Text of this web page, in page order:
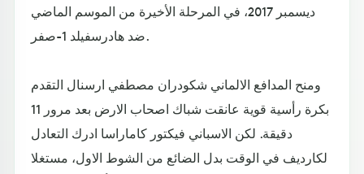
ديسمبر 2017، في المرحلة الأخيرة من الموسم الماضي
ضد هادرسفيلد 1-صفر.
ومنح المدافع الالماني شكودران مصطفي ارسنال التقدم
بكرة رأسية قوية عانقت شباك اصحاب الارض بعد مرور 11
دقيقة. لكن الاسباني فيكتور كاماراسا ادرك التعادل
لكارديف في الوقت بدل الضائع من الشوط الاول، مستغلا